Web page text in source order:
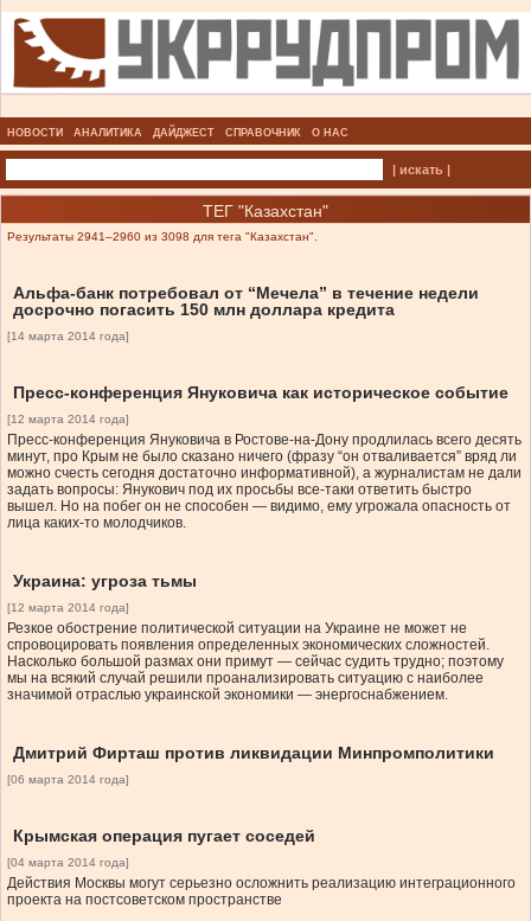
НОВОСТИ АНАЛИТИКА ДАЙДЖЕСТ СПРАВОЧНИК О НАС
| искать |
ТЕГ "Казахстан"
Результаты 2941–2960 из 3098 для тега "Казахстан".
Альфа-банк потребовал от “Мечела” в течение недели
досрочно погасить 150 млн доллара кредита
[14 марта 2014 года]
Пресс-конференция Януковича как историческое событие
[12 марта 2014 года]
Пресс-конференция Януковича в Ростове-на-Дону продлилась всего десять
минут, про Крым не было сказано ничего (фразу “он отваливается” вряд ли
можно счесть сегодня достаточно информативной), а журналистам не дали
задать вопросы: Янукович под их просьбы все-таки ответить быстро
вышел. Но на побег он не способен — видимо, ему угрожала опасность от
лица каких-то молодчиков.
Украина: угроза тьмы
[12 марта 2014 года]
Резкое обострение политической ситуации на Украине не может не
спровоцировать появления определенных экономических сложностей.
Насколько большой размах они примут — сейчас судить трудно; поэтому
мы на всякий случай решили проанализировать ситуацию с наиболее
значимой отраслью украинской экономики — энергоснабжением.
Дмитрий Фирташ против ликвидации Минпромполитики
[06 марта 2014 года]
Крымская операция пугает соседей
[04 марта 2014 года]
Действия Москвы могут серьезно осложнить реализацию интеграционного
проекта на постсоветском пространстве